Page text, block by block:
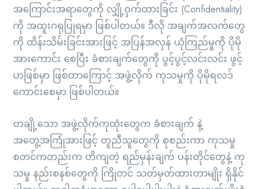
အကြောင်းအရာတွေကို လျှို့ဝှက်ထားခြင်း (Confidentiality)
ကို အထူးဂရုပြုရမှာ ဖြစ်ပါတယ်။ ဒီလို အချက်အလက်တွေ
ကို ထိန်းသိမ်းခြင်းအားဖြင့် အပြန်အလှန် ယုံကြည်မှုကို ပိုမို
အားကောင်း စေပြီး ခံစားချက်တွေကို ပွင့်ပွင့်လင်းလင်း ဖွင့်
ဟဖြစ်မှာ ဖြစ်တာကြောင့် အဖွဲ့လိုက် ကုသမှုကို ပိုမိုရလဒ်
ကောင်းစေမှာ ဖြစ်ပါတယ်။
တချို့သော အဖွဲ့လိုက်ကုထုံးတွေက ခံစားချက် နဲ့
အတွေ့အကြုံအားဖြင့် တူညီသူတွေကို စုစည်းကာ ကုသမှု
စတင်ကတည်းက တိကျတဲ့ ရည်မှန်းချက် ပန်းတိုင်တွေနဲ့ ကု
သမှု နည်းစနစ်တွေကို ကြိုတင် သတ်မှတ်ထားတာမျိုး ရှိနိုင်